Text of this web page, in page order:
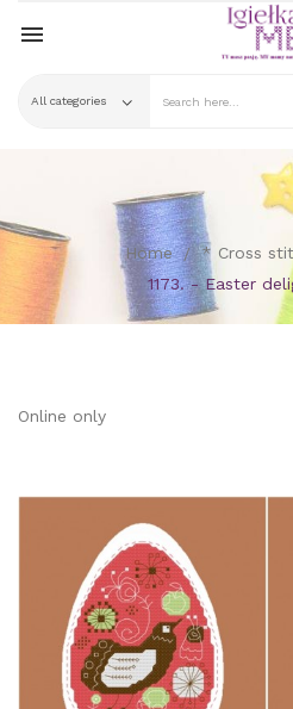

Home
* Cross
1173. - Easter
Online only